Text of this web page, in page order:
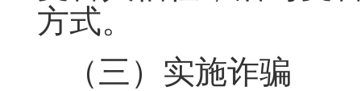
方式。
（三）实施诈骗